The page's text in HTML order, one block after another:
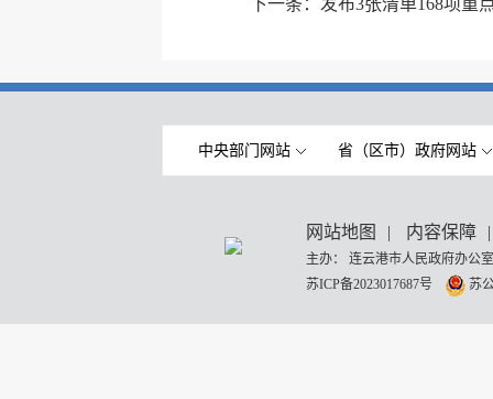
下一条： 发布3张清单168项重
中央部门网站 省（区市）政府网站
网站地图 | 内容保障 |
主办： 连云港市人民政府办
苏ICP备2023017687号
苏